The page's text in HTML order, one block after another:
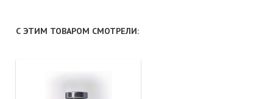
энтеральное питание
биомороженое
С ЭТИМ ТОВАРОМ СМОТРЕЛИ: